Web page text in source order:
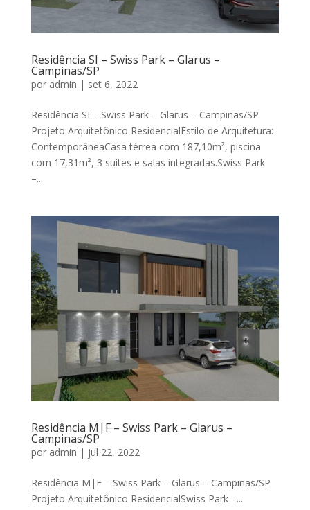
Residência SI – Swiss Park – Glarus –
Campinas/SP
por admin | set 6, 2022
Residência SI – Swiss Park – Glarus – Campinas/SP
Projeto Arquitetônico ResidencialEstilo de Arquitetura:
ContemporâneaCasa térrea com 187,10m², piscina
com 17,31m², 3 suites e salas integradas.Swiss Park
–...
Residência M|F – Swiss Park – Glarus –
Campinas/SP
por admin | jul 22, 2022
Residência M|F – Swiss Park – Glarus – Campinas/SP
Projeto Arquitetônico ResidencialSwiss Park –...